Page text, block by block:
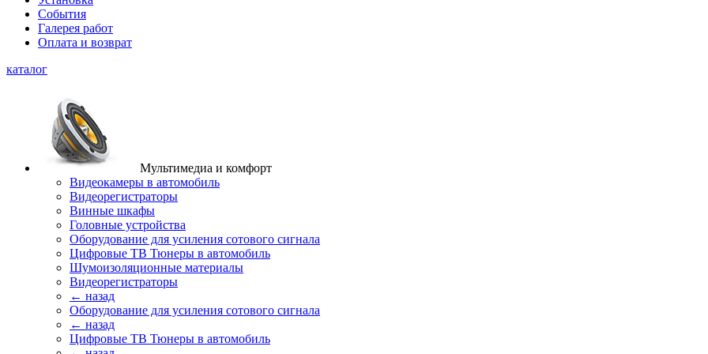
События
Галерея работ
Оплата и возврат
каталог
Мультимедиа и комфорт
Видеокамеры в автомобиль
Видеорегистраторы
Винные шкафы
Головные устройства
Оборудование для усиления сотового сигнала
Цифровые ТВ Тюнеры в автомобиль
Шумоизоляционные материалы
Видеорегистраторы
← назад
Оборудование для усиления сотового сигнала
← назад
Цифровые ТВ Тюнеры в автомобиль